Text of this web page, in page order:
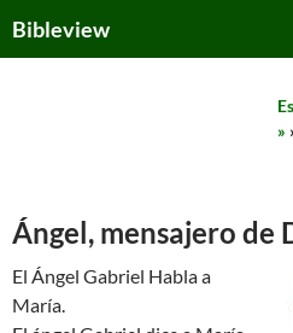
toBibleview
»
Ángel, mensajero de
El Ángel Gabriel Habla a
María.